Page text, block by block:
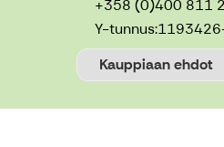
+358 (0)400 811
Y-tunnus:
Kauppiaan ehdot